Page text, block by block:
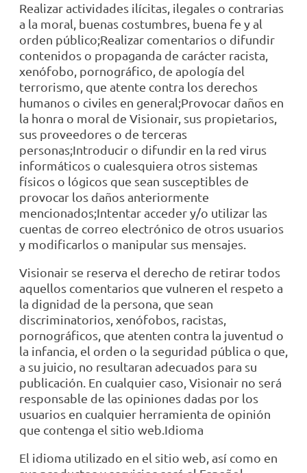
Realizar actividades ilícitas, ilegales o contrarias
a la moral, buenas costumbres, buena fe y al
orden público;Realizar comentarios o difundir
contenidos o propaganda de carácter racista,
xenófobo, pornográfico, de apología del
terrorismo, que atente contra los derechos
humanos o civiles en general;Provocar daños en
la honra o moral de Visionair, sus propietarios,
sus proveedores o de terceras
personas;Introducir o difundir en la red virus
informáticos o cualesquiera otros sistemas
físicos o lógicos que sean susceptibles de
provocar los daños anteriormente
mencionados;Intentar acceder y/o utilizar las
cuentas de correo electrónico de otros usuarios
y modificarlos o manipular sus mensajes.
Visionair se reserva el derecho de retirar todos
aquellos comentarios que vulneren el respeto a
la dignidad de la persona, que sean
discriminatorios, xenófobos, racistas,
pornográficos, que atenten contra la juventud o
la infancia, el orden o la seguridad pública o que,
a su juicio, no resultaran adecuados para su
publicación. En cualquier caso, Visionair no será
responsable de las opiniones dadas por los
usuarios en cualquier herramienta de opinión
que contenga el sitio web.Idioma
El idioma utilizado en el sitio web, así como en